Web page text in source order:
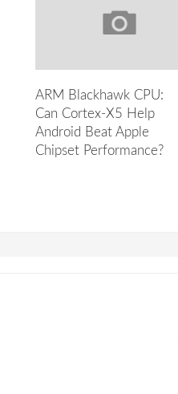
ARM Blackhawk CPU:
Can Cortex-X5 Help
Android Beat Apple
Chipset Performance?